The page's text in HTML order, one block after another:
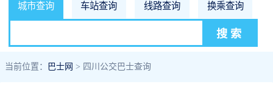
城市查询 车站查询 线路查询 换乘查询
当前位置： 巴士网 > 四川公交巴士查询